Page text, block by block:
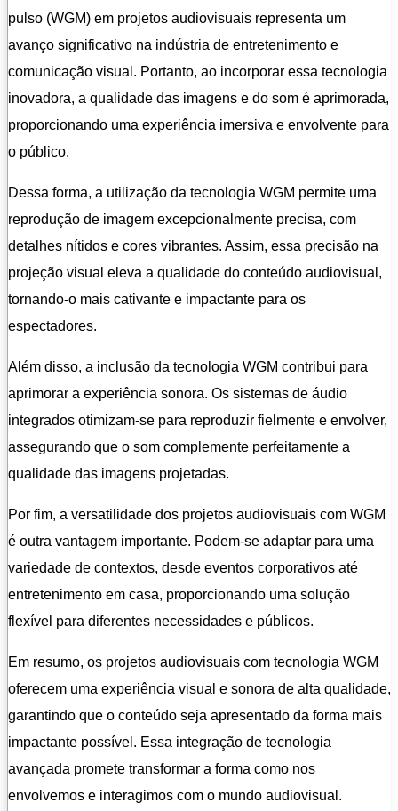
pulso (WGM) em projetos audiovisuais representa um
avanço significativo na indústria de entretenimento e
comunicação visual. Portanto, ao incorporar essa tecnologia
inovadora, a qualidade das imagens e do som é aprimorada,
proporcionando uma experiência imersiva e envolvente para
o público.
Dessa forma, a utilização da tecnologia WGM permite uma
reprodução de imagem excepcionalmente precisa, com
detalhes nítidos e cores vibrantes. Assim, essa precisão na
projeção visual eleva a qualidade do conteúdo audiovisual,
tornando-o mais cativante e impactante para os
espectadores.
Além disso, a inclusão da tecnologia WGM contribui para
aprimorar a experiência sonora. Os sistemas de áudio
integrados otimizam-se para reproduzir fielmente e envolver,
assegurando que o som complemente perfeitamente a
qualidade das imagens projetadas.
Por fim, a versatilidade dos projetos audiovisuais com WGM
é outra vantagem importante. Podem-se adaptar para uma
variedade de contextos, desde eventos corporativos até
entretenimento em casa, proporcionando uma solução
flexível para diferentes necessidades e públicos.
Em resumo, os projetos audiovisuais com tecnologia WGM
oferecem uma experiência visual e sonora de alta qualidade,
garantindo que o conteúdo seja apresentado da forma mais
impactante possível. Essa integração de tecnologia
avançada promete transformar a forma como nos
envolvemos e interagimos com o mundo audiovisual.